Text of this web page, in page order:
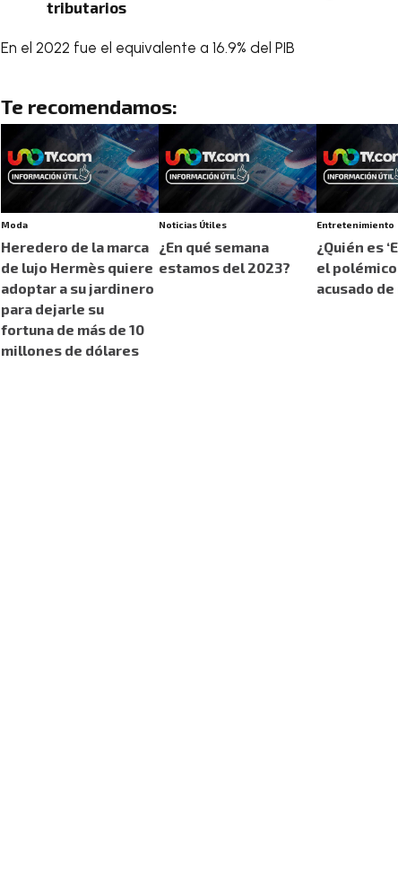
tributarios
En el 2022 fue el equivalente a 16.9% del PIB
Te recomendamos:
Moda
Heredero de la marca
de lujo Hermès quiere
adoptar a su jardinero
para dejarle su
fortuna de más de 10
millones de dólares
Noticias Útiles
¿En qué semana
estamos del 2023?
Entretenimiento
¿Quién es
el
acusado